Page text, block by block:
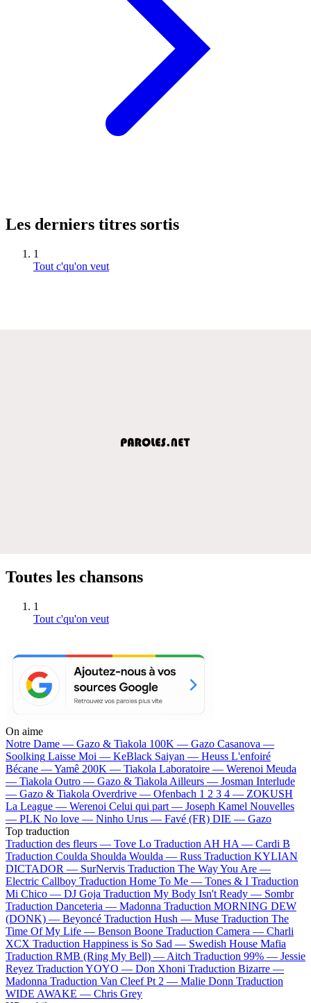
Les derniers titres sortis
1
Tout c'qu'on veut
Toutes les chansons
1
Tout c'qu'on veut
On aime
Notre Dame — Gazo & Tiakola 100K — Gazo Casanova —
Soolking Laisse Moi — KeBlack Saiyan — Heuss L'enfoiré
Bécane —Yamê 200K — Tiakola Laboratoire — Werenoi Meuda
— Tiakola Outro — Gazo & Tiakola Ailleurs — Josman Interlude
— Gazo & Tiakola Overdrive — Ofenbach 1 2 3 4 — ZOKUSH
La League — Werenoi Celui qui part — Joseph Kamel Nouvelles
— PLK No love — Ninho Urus — Favé (FR) DIE — Gazo
Top traduction
Traduction des fleurs — Tove Lo Traduction AH HA — Cardi B
Traduction Coulda Shoulda Woulda — Russ Traduction KYLIAN
DICTADOR — SurNervis Traduction The Way You Are —
Electric Callboy Traduction Home To Me — Tones & I Traduction
Mi Chico — DJ Goja Traduction My Body Isn't Ready — Sombr
Traduction Danceteria — Madonna Traduction MORNING DEW
(DONK) — Beyoncé Traduction Hush — Muse Traduction The
Time Of My Life — Benson Boone Traduction Camera — Charli
XCX Traduction Happiness is So Sad — Swedish House Mafia
Traduction RMB (Ring My Bell) — Aitch Traduction 99% — Jessie
Reyez Traduction YOYO — Don Xhoni Traduction Bizarre —
Madonna Traduction Van Cleef Pt 2 — Malie Donn Traduction
WIDE AWAKE — Chris Grey